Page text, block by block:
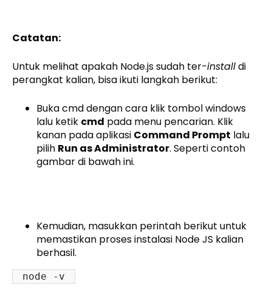
Catatan:
Untuk melihat apakah Node.js sudah ter-installdi
perangkat kalian, bisa ikuti langkah berikut:
Buka cmd dengan cara klik tombol windows
lalu ketik cmd pada menu pencarian. Klik
kanan pada aplikasi Command Prompt lalu
pilih Run as Administrator. Seperti contoh
gambar di bawah ini.
Kemudian, masukkan perintah berikut untuk
memastikan proses instalasi Node JS kalian
berhasil.
node -v